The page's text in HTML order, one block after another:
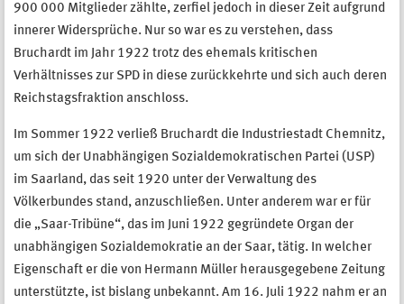
900 000 Mitglieder zählte, zerfiel jedoch in dieser Zeit aufgrund
innerer Widersprüche. Nur so war es zu verstehen, dass
Bruchardt im Jahr 1922 trotz des ehemals kritischen
Verhältnisses zur SPD in diese zurückkehrte und sich auch deren
Reichstagsfraktion anschloss.
Im Sommer 1922 verließ Bruchardt die Industriestadt Chemnitz,
um sich der Unabhängigen Sozialdemokratischen Partei (USP)
im Saarland, das seit 1920 unter der Verwaltung des
Völkerbundes stand, anzuschließen. Unter anderem war er für
die „Saar-Tribüne“, das im Juni 1922 gegründete Organ der
unabhängigen Sozialdemokratie an der Saar, tätig. In welcher
Eigenschaft er die von Hermann Müller herausgegebene Zeitung
unterstützte, ist bislang unbekannt. Am 16. Juli 1922 nahm er an